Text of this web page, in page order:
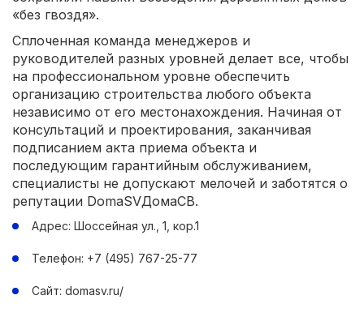
«без гвоздя».
Сплоченная команда менеджеров и
руководителей разных уровней делает все, чтобы
на профессиональном уровне обеспечить
организацию строительства любого объекта
независимо от его местонахождения. Начиная от
консультаций и проектирования, заканчивая
подписанием акта приема объекта и
последующим гарантийным обслуживанием,
специалисты не допускают мелочей и заботятся о
репутации DomaSVДомаСВ.
Адрес: Шоссейная ул., 1, кор.1
Телефон: +7 (495) 767-25-77
Сайт: domasv.ru/